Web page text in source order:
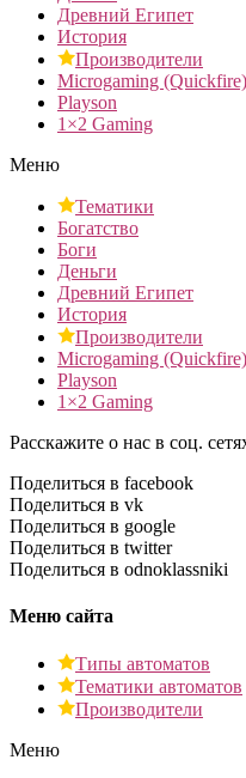
Древний Египет
История
Производители
Microgaming (Quickfire)
Playson
1×2 Gaming
Меню
Тематики
Богатство
Боги
Деньги
Древний Египет
История
Производители
Microgaming (Quickfire)
Playson
1×2 Gaming
Расскажите о нас в соц.
Поделиться в facebook
Поделиться в vk
Поделиться в google
Поделиться в twitter
Поделиться в odnoklassniki
Меню сайта
Типы автоматов
Тематики автоматов
Производители
Меню